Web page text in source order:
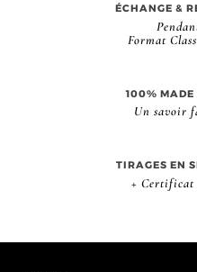
ÉCHANGE &
Format
100% MADE
Un savoir
TIRAGES EN
+ Certificat